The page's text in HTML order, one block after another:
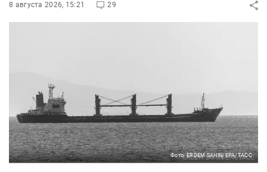
8 августа 2026, 15:21 29
Фото: ERDEM SAHIN/EPA/ТАСС